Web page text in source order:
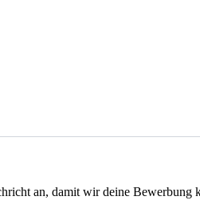
an, damit wir deine Bewerbung